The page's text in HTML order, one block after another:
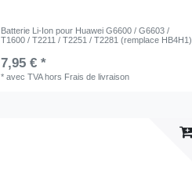
Batterie Li-Ion pour Huawei G6600 / G6603 /
T1600 / T2211 / T2251 / T2281 (remplace HB4H1)
7,95 € *
*avec TVAhors Frais de livraison